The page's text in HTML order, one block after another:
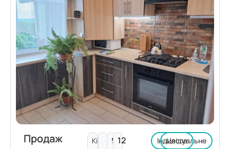
Продаж
Кімнат:9 12 Індивідуальне
Цегла